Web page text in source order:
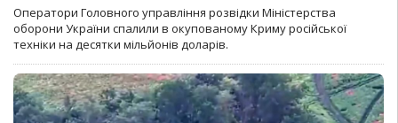
Оператори Головного управління розвідки Міністерства
оборони України спалили в окупованому Криму російської
техніки на десятки мільйонів доларів.